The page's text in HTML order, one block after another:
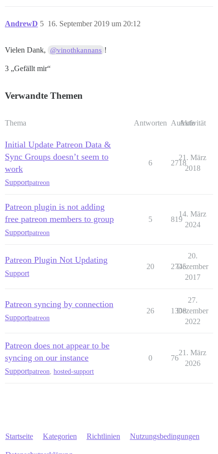
AndrewD 16. September 2019 um 20:12
5
Vielen Dank, @vinothkannans !
3 „Gefällt mir“
Verwandte Themen
Thema Antworten Aufrufe
Aktivität
Initial Update Patreon Data &
Sync Groups doesn’t seem to
work
Supportpatreon
6 2718
21. März
2018
Patreon plugin is not adding
free patreon members to group
Supportpatreon
5 819
14. März
2024
Patreon Plugin Not Updating
Support
20 2745
20.
Dezember
2017
Patreon syncing by connection
Supportpatreon
26 1308
27.
Dezember
2022
Patreon does not appear to be
syncing on our instance
Supportpatreon hosted-support
0 76
21. März
2026
Startseite Kategorien Richtlinien Nutzungsbedingungen